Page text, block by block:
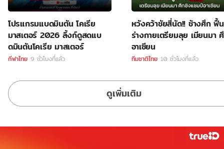
โปรแกรมแบดมินตัน โคเรีย
มาสเตอร์ 2026 ลิ้งก์ดูสดแบ
ดมินตันโคเรีย มาสเตอร์
กีฬาไทย 9 ชั่วโมงที่แล้ว
หวังคว้าชัยสี่นัด!! ช้างศึก ฟื้
ร่างกายเตรียมลุย เมียนมา
อาเซียน
ทีมชาติไทย 10 ชั่วโมงที่แล้ว
ดูเพิ่มเติม